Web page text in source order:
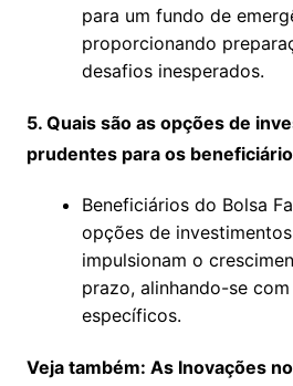
para um fundo de
proporcionando
desafios inesperados.
5. Quais são as opções de
prudentes para os
Beneficiários do Bolsa
opções de
impulsionam o
prazo, alinhando-se
específicos.
Veja também: As Inovações